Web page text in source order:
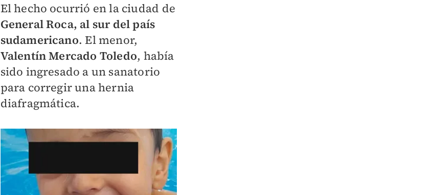
El hecho ocurrió en la ciudad de
General Roca, al sur del país
sudamericano. El menor,
Valentín Mercado Toledo, había
sido ingresado a un sanatorio
para corregir una hernia
diafragmática.